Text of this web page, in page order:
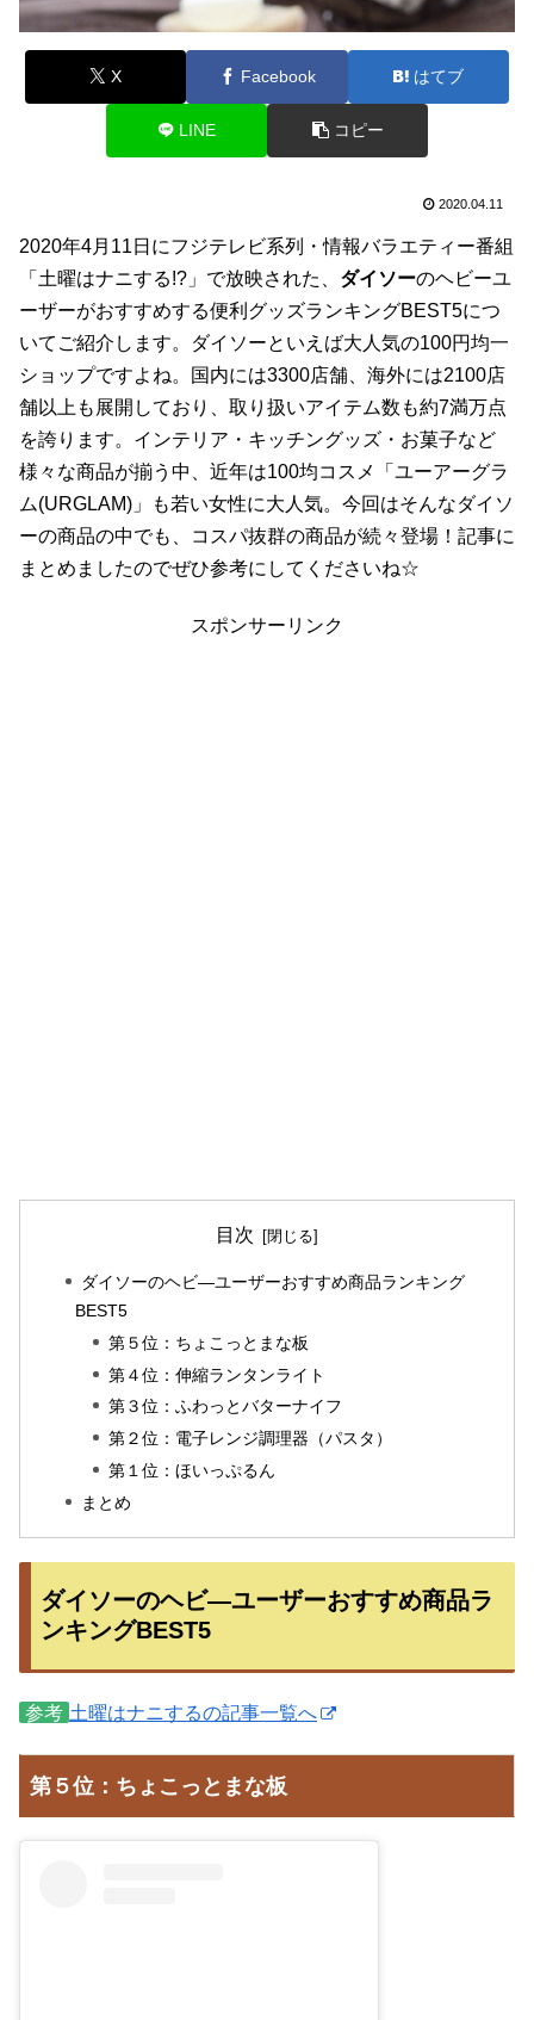
X Facebook はてブ
LINE コピー
2020.04.11
2020年4月11日にフジテレビ系列・情報バラエティー番組
「土曜はナニする!?」で放映された、 ダイソーのヘビーユ
ーザーがおすすめする便利グッズランキングBEST5につ
いてご紹介します。ダイソーといえば大人気の100円均一
ショップですよね。国内には3300店舗、海外には2100店
舗以上も展開しており、取り扱いアイテム数も約7満万点
を誇ります。インテリア・キッチングッズ・お菓子など
様々な商品が揃う中、近年は100均コスメ「ユーアーグラ
ム(URGLAM)」も若い女性に大人気。今回はそんなダイソ
ーの商品の中でも、コスパ抜群の商品が続々登場！記事に
まとめましたのでぜひ参考にしてくださいね☆
スポンサーリンク
目次
ダイソーのヘビ―ユーザーおすすめ商品ランキング
BEST5
第５位：ちょこっとまな板
第４位：伸縮ランタンライト
第３位：ふわっとバターナイフ
第２位：電子レンジ調理器（パスタ）
第１位：ほいっぷるん
まとめ
ダイソーのヘビ―ユーザーおすすめ商品ラ
ンキングBEST5
参考 土曜はナニするの記事一覧へ
第５位：ちょこっとまな板